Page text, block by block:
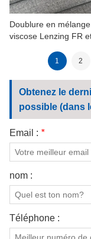
Doublure en
viscose Lenzing FR
1 2
Obtenez le
possible (dans
Email : *
nom :
Téléphone :